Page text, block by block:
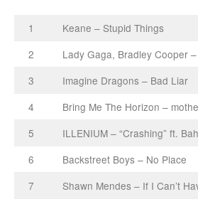
1
Keane – Stupid Things
2
Lady Gaga, Bradley Cooper
3
Imagine Dragons – Bad Liar
4
Bring Me The Horizon –
5
ILLENIUM – “Crashing” ft.
6
Backstreet Boys – No Place
7
Shawn Mendes – If I Can’t